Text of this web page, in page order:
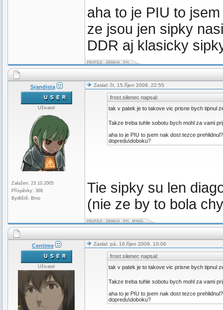
aha to je PIU to
ze jsou jen sipky
DDR aj klasicky
Srandista
Uživatel
Založen: 23.10.2005
Příspěvky: 368
Bydliště: Brno
Zaslal: čt, 15.říjen 2009, 22:55
frost.silenec napsal:
tak v patek je to takove vic prisne bych tipnul
Takze treba tuhle sobotu bych mohl za vami
aha to je PIU to jsem nak dost tezce
dopredu\doboku?
Tie sipky su len
(nie ze by to bola
Centime
Uživatel
Zaslal: pá, 16.říjen 2009, 10:06
frost.silenec napsal:
tak v patek je to takove vic prisne bych tipnul
Takze treba tuhle sobotu bych mohl za vami
aha to je PIU to jsem nak dost tezce
dopredu\doboku?